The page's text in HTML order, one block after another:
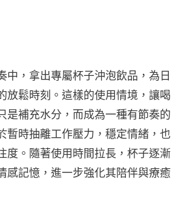
中，拿出專屬杯子沖泡飲品，為日
放鬆時刻。這樣的使用情境，讓喝
是補充水分，而成為一種有節奏的
暫時抽離工作壓力，穩定情緒，也
度。隨著使用時間拉長，杯子逐漸
感記憶，進一步強化其陪伴與療癒